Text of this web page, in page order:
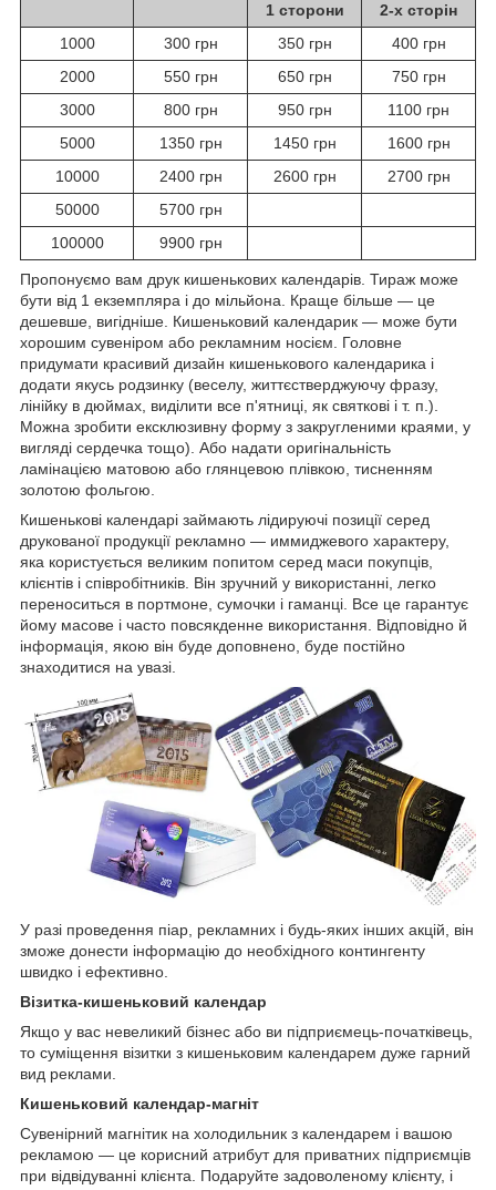
1 сторони
2-х сторін
1000 300 грн 350 грн
400 грн
2000
550 грн 650 грн
750 грн
3000
800 грн 950 грн
1100 грн
5000
1350 грн 1450 грн
1600 грн
10000
2400 грн 2600 грн
2700 грн
50000
5700 грн
100000
9900 грн
Пропонуємо вам друк кишенькових календарів. Тираж може
бути від 1 екземпляра і до мільйона. Краще більше ― це
дешевше, вигідніше. Кишеньковий календарик ― може бути
хорошим сувеніром або рекламним носієм. Головне
придумати красивий дизайн кишенькового календарика і
додати якусь родзинку (веселу, життєстверджуючу фразу,
лінійку в дюймах, виділити все п'ятниці, як святкові і т. п.).
Можна зробити ексклюзивну форму з закругленими краями, у
вигляді сердечка тощо). Або надати оригінальність
ламінацією матовою або глянцевою плівкою, тисненням
золотою фольгою.
Кишенькові календарі займають лідируючі позиції серед
друкованої продукції рекламно ― иммиджевого характеру,
яка користується великим попитом серед маси покупців,
клієнтів і співробітників. Він зручний у використанні, легко
переноситься в портмоне, сумочки і гаманці. Все це гарантує
йому масове і часто повсякденне використання. Відповідно й
інформація, якою він буде доповнено, буде постійно
знаходитися на увазі.
У разі проведення піар, рекламних і будь-яких інших акцій, він
зможе донести інформацію до необхідного контингенту
швидко і ефективно.
Візитка-кишеньковий календар
Якщо у вас невеликий бізнес або ви підприємець-початківець,
то суміщення візитки з кишеньковим календарем дуже гарний
вид реклами.
Кишеньковий календар-магніт
Сувенірний магнітик на холодильник з календарем і вашою
рекламою ― це корисний атрибут для приватних підприємців
при відвідуванні клієнта. Подаруйте задоволеному клієнту, і